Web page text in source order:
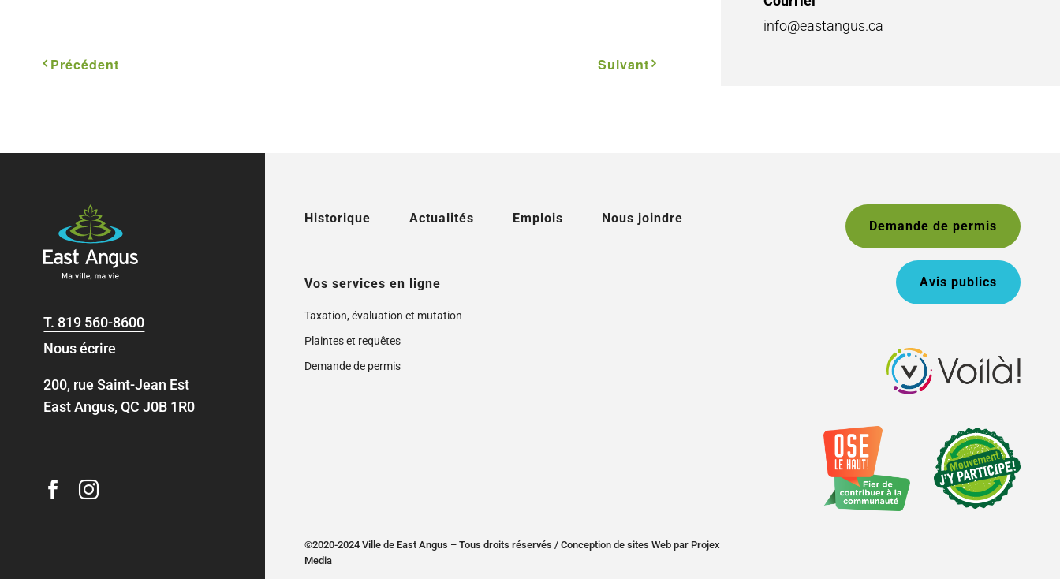
Précédent Suivant
info@eastangus.ca
T. 819 560-8600
Nous écrire
200, rue Saint-Jean Est
East Angus, QC J0B 1R0
Historique Actualités Emplois Nous joindre
Vos services en ligne
Taxation, évaluation et mutation
Plaintes et requêtes
Demande de permis
Demande de permis
Avis publics
©2020-2024 Ville de East Angus – Tous droits réservés /Conception de sites Web par Projex
Media